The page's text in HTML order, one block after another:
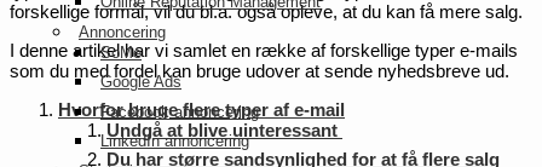
Annoncering
SoMe
Google Ads
Facebook annoncering
LinkedIn annoncering
forskellige formål, vil du bl.a. også opleve, at du kan få mere salg.
I denne artikel har vi samlet en række af forskellige typer e-mails
som du med fordel kan bruge udover at sende nyhedsbreve ud.
Hvorfor bruge flere typer af e-mail
Undgå at blive uinteressant
Du har større sandsynlighed for at få flere salg